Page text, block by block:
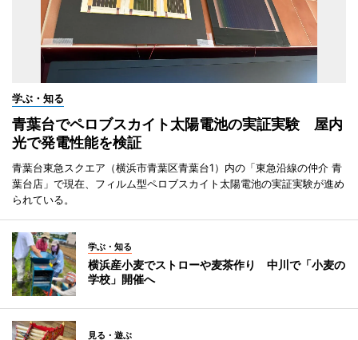
学ぶ・知る
青葉台でペロブスカイト太陽電池の実証実験 屋内
光で発電性能を検証
青葉台東急スクエア（横浜市青葉区青葉台1）内の「東急沿線の仲介 青
葉台店」で現在、フィルム型ペロブスカイト太陽電池の実証実験が進め
られている。
学ぶ・知る
横浜産小麦でストローや麦茶作り 中川で「小麦の
学校」開催へ
見る・遊ぶ